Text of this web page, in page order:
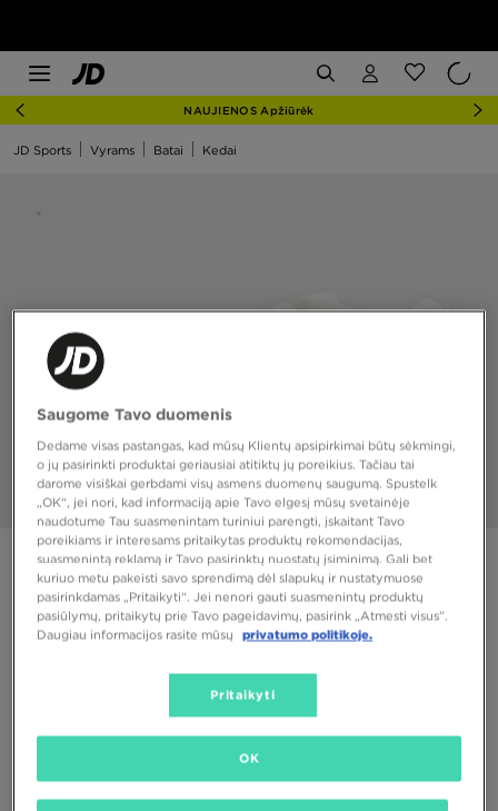
NAUJIENOS Apžiūrėk
JD Sports Vyrams Batai Kedai
PUIKUS PASIŪLYMAS
JORDAN AIR 4 RM
Saugome Tavo duomenis
Dedame visas pastangas, kad mūsų Klientų apsipirkimai būtų sėkmingi,
o jų pasirinkti produktai geriausiai atitiktų jų poreikius. Tačiau tai
darome visiškai gerbdami visų asmens duomenų saugumą. Spustelk
„OK“, jei nori, kad informaciją apie Tavo elgesį mūsų svetainėje
naudotume Tau suasmenintam turiniui parengti, įskaitant Tavo
poreikiams ir interesams pritaikytas produktų rekomendacijas,
suasmenintą reklamą ir Tavo pasirinktų nuostatų įsiminimą. Gali bet
kuriuo metu pakeisti savo sprendimą dėl slapukų ir nustatymuose
pasirinkdamas „Pritaikyti“. Jei nenori gauti suasmenintų produktų
pasiūlymų, pritaikytų prie Tavo pageidavimų, pasirink „Atmesti visus”.
Daugiau informacijos rasite mūsų
privatumo politikoje.
Pritaikyti
OK